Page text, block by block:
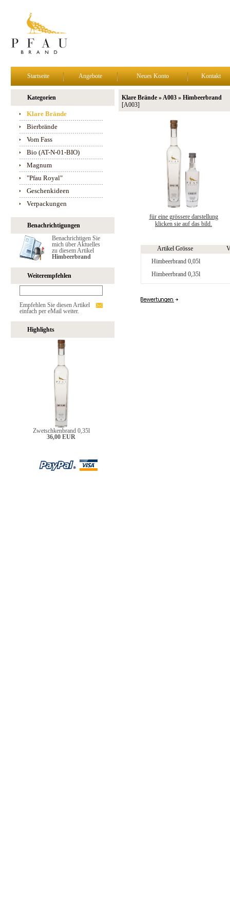
Startseite Angebote Neues Konto Kontakt
Kategorien
Klare Brände
Bierbrände
Vom Fass
Bio (AT-N-01-BIO)
Magnum
"Pfau Royal"
Geschenkideen
Verpackungen
Benachrichtigungen
Benachrichtigen Sie
mich über Aktuelles
zu diesem Artikel
Himbeerbrand
Weiterempfehlen
Empfehlen Sie diesen Artikel
einfach per eMail weiter.
Highlights
Zwetschkenbrand 0,35l
36,00 EUR
Klare Brände » A003 » Himbeerbrand
[A003]
für eine grössere darstellung
klicken sie auf das bild.
Artikel Grösse
Himbeerbrand 0,05l
Himbeerbrand 0,35l